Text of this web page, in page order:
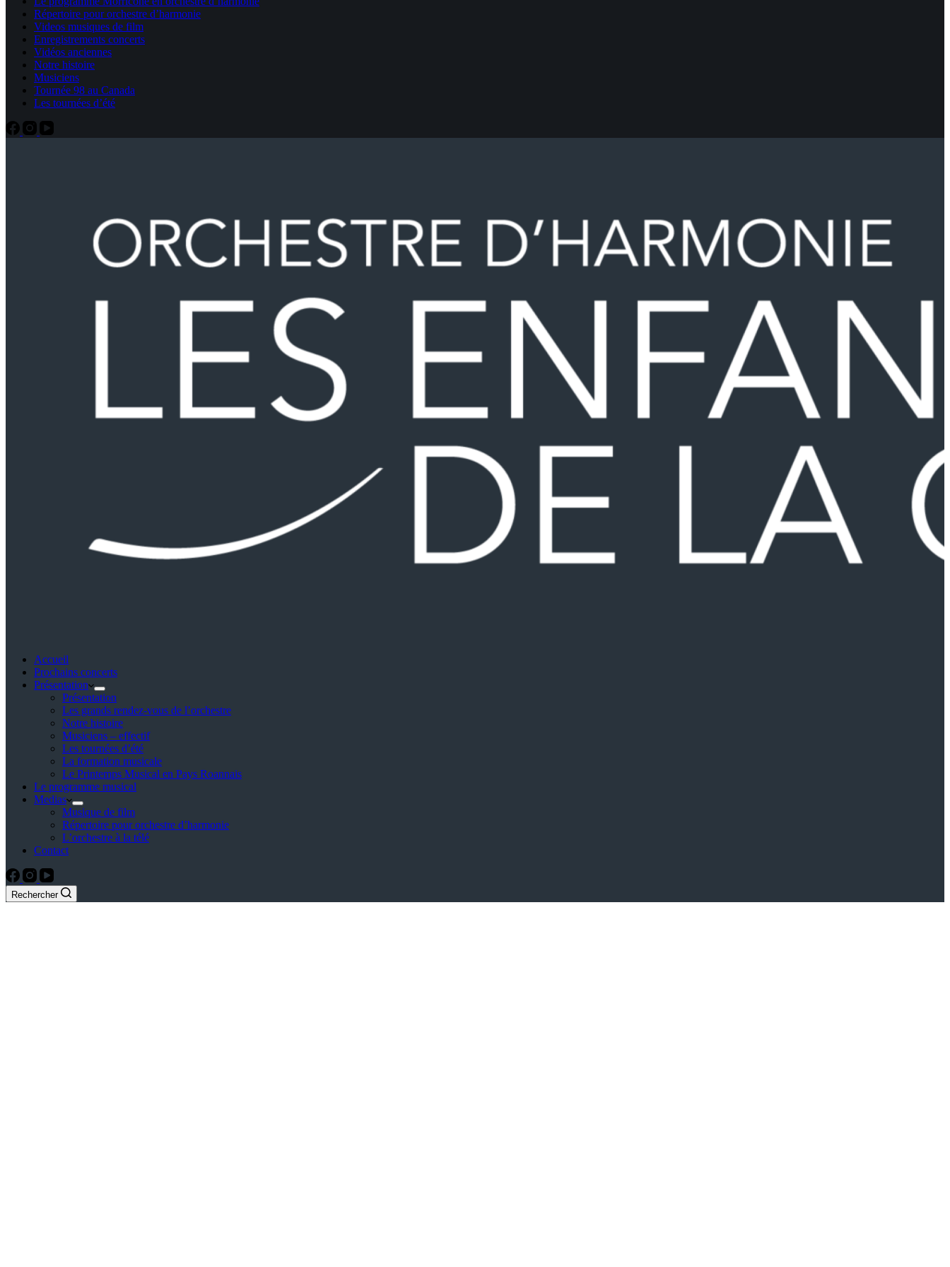
Répertoire pour orchestre d’harmonie
Videos musiques de film
Enregistrements concerts
Vidéos anciennes
Notre histoire
Musiciens
Tournée 98 au Canada
Les tournées d’été
Accueil
Prochains concerts
Présentation
Présentation
Les grands rendez-vous de l’orchestre
Notre histoire
Musiciens – effectif
Les tournées d’été
La formation musicale
Le Printemps Musical en Pays Roannais
Le programme musical
Medias
Musique de film
Répertoire pour orchestre d’harmonie
L’orchestre à la télé
Contact
Rechercher